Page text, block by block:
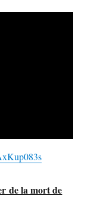
de la mort de